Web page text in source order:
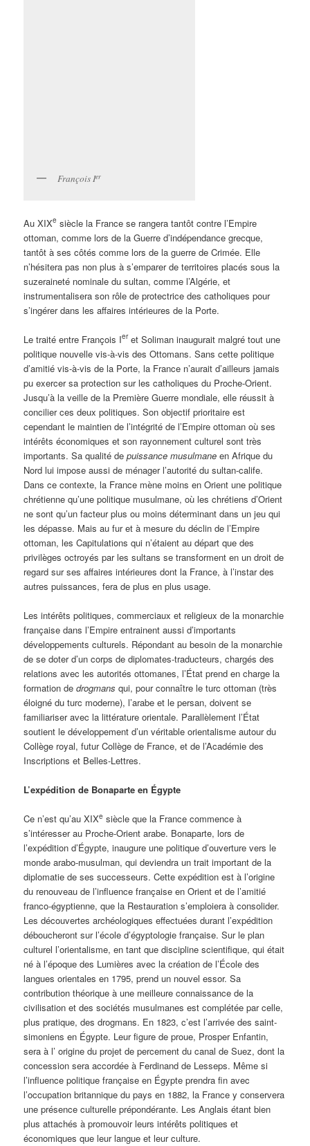
François Ier
Au XIXe siècle la France se rangera tantôt contre l’Empire
ottoman, comme lors de la Guerre d’indépendance grecque,
tantôt à ses côtés comme lors de la guerre de Crimée. Elle
n’hésitera pas non plus à s’emparer de territoires placés sous la
suzeraineté nominale du sultan, comme l’Algérie, et
instrumentalisera son rôle de protectrice des catholiques pour
s’ingérer dans les affaires intérieures de la Porte.
Le traité entre François Ieret Soliman inaugurait malgré tout une
politique nouvelle vis-à-vis des Ottomans. Sans cette politique
d’amitié vis-à-vis de la Porte, la France n’aurait d’ailleurs jamais
pu exercer sa protection sur les catholiques du Proche-Orient.
Jusqu’à la veille de la Première Guerre mondiale, elle réussit à
concilier ces deux politiques. Son objectif prioritaire est
cependant le maintien de l’intégrité de l’Empire ottoman où ses
intérêts économiques et son rayonnement culturel sont très
importants. Sa qualité depuissance musulmane en Afrique du
Nord lui impose aussi de ménager l’autorité du sultan-calife.
Dans ce contexte, la France mène moins en Orient une politique
chrétienne qu’une politique musulmane, où les chrétiens d’Orient
ne sont qu’un facteur plus ou moins déterminant dans un jeu qui
les dépasse. Mais au fur et à mesure du déclin de l’Empire
ottoman, les Capitulations qui n’étaient au départ que des
privilèges octroyés par les sultans se transforment en un droit de
regard sur ses affaires intérieures dont la France, à l’instar des
autres puissances, fera de plus en plus usage.
Les intérêts politiques, commerciaux et religieux de la monarchie
française dans l’Empire entrainent aussi d’importants
développements culturels. Répondant au besoin de la monarchie
de se doter d’un corps de diplomates-traducteurs, chargés des
relations avec les autorités ottomanes, l’État prend en charge la
formation dedrogmans qui, pour connaître le turc ottoman (très
éloigné du turc moderne), l’arabe et le persan, doivent se
familiariser avec la littérature orientale. Parallèlement l’État
soutient le développement d’un véritable orientalisme autour du
Collège royal, futur Collège de France, et de l’Académie des
Inscriptions et Belles-Lettres.
L’expédition de Bonaparte en Égypte
Ce n’est qu’au XIXe siècle que la France commence à
s’intéresser au Proche-Orient arabe. Bonaparte, lors de
l’expédition d’Égypte, inaugure une politique d’ouverture vers le
monde arabo-musulman, qui deviendra un trait important de la
diplomatie de ses successeurs. Cette expédition est à l’origine
du renouveau de l’influence française en Orient et de l’amitié
franco-égyptienne, que la Restauration s’emploiera à consolider.
Les découvertes archéologiques effectuées durant l’expédition
déboucheront sur l’école d’égyptologie française. Sur le plan
culturel l’orientalisme, en tant que discipline scientifique, qui était
né à l’époque des Lumières avec la création de l’École des
langues orientales en 1795, prend un nouvel essor. Sa
contribution théorique à une meilleure connaissance de la
civilisation et des sociétés musulmanes est complétée par celle,
plus pratique, des drogmans. En 1823, c’est l’arrivée des saint-
simoniens en Égypte. Leur figure de proue, Prosper Enfantin,
sera à l’ origine du projet de percement du canal de Suez, dont la
concession sera accordée à Ferdinand de Lesseps. Même si
l’influence politique française en Égypte prendra fin avec
l’occupation britannique du pays en 1882, la France y conservera
une présence culturelle prépondérante. Les Anglais étant bien
plus attachés à promouvoir leurs intérêts politiques et
économiques que leur langue et leur culture.